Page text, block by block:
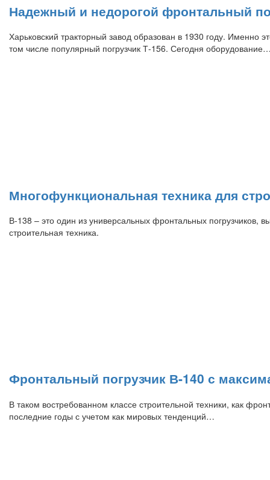
Надежный и недорогой фронтальный
Харьковский тракторный завод образован в 1930 году. Именно
том числе популярный погрузчик Т-156. Сегодня
Многофункциональная техника для
В-138 – это один из универсальных фронтальных погрузчиков,
строительная техника.
Фронтальный погрузчик В-140 с
В таком востребованном классе строительной техники, как
последние годы с учетом как мировых тенденций…